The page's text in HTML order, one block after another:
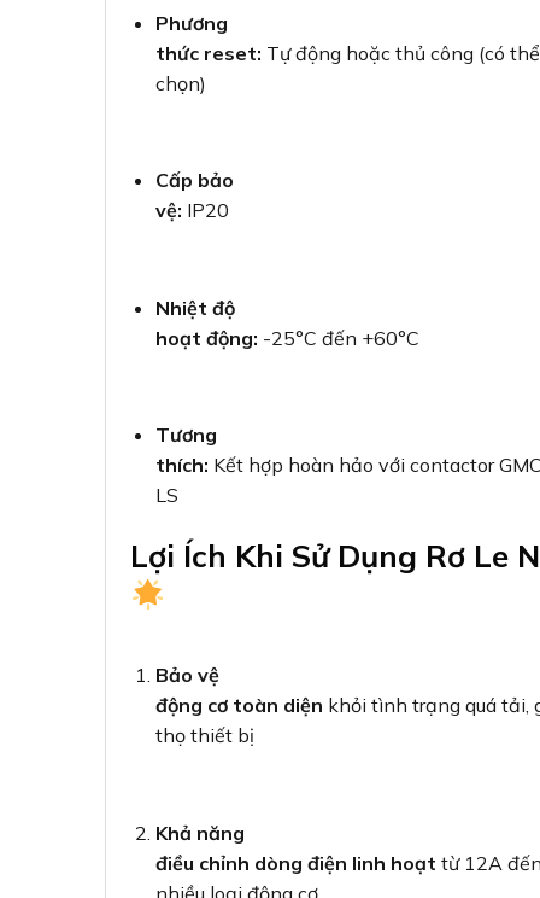
Thiết kế
nhỏ gọn, dễ dàng lắp đặt trong tủ điện với
chế
Độ tin cậy
caovới công nghệ từ thương hiệu LS – nhà
Chi phí
“Đầu tư cho thiết bị
động cơ về lâu dài. Đây là lựa
So Sánh Rơ Le Nhiệt MT-